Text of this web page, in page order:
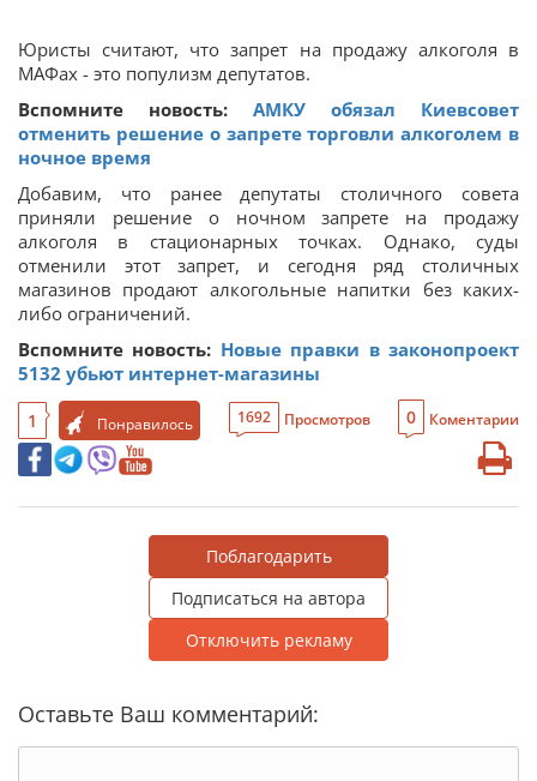
Юристы считают, что запрет на продажу алкоголя в
МАФах - это популизм депутатов.
Вспомните новость: АМКУ обязал Киевсовет
отменить решение о запрете торговли алкоголем в
ночное время
Добавим, что ранее депутаты столичного совета
приняли решение о ночном запрете на продажу
алкоголя в стационарных точках. Однако, суды
отменили этот запрет, и сегодня ряд столичных
магазинов продают алкогольные напитки без каких-
либо ограничений.
Вспомните новость: Новые правки в законопроект
5132 убьют интернет-магазины
1 Понравилось 1692 Просмотров 0 Коментарии
Поблагодарить
Подписаться на автора
Отключить рекламу
Оставьте Ваш комментарий: